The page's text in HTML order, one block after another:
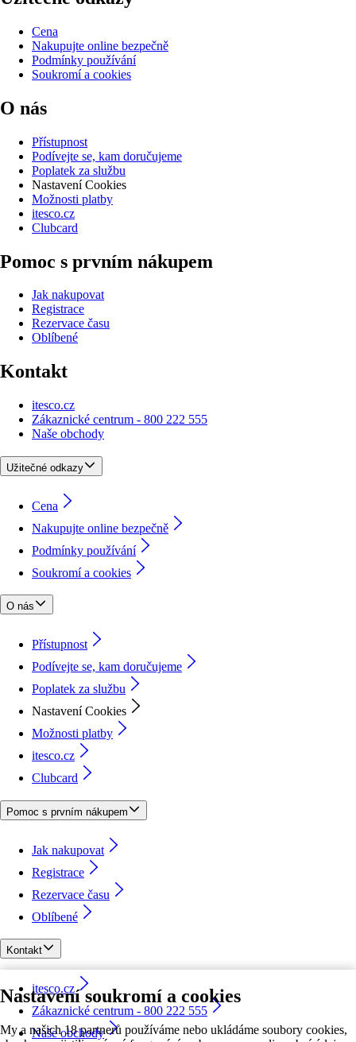
Nastavení soukromí a cookies
My a našich 18 partnerů používáme nebo ukládáme soubory cookies,
Cena
Nakupujte online bezpečně
Podmínky používání
Soukromí a cookies
O nás
Přístupnost
Podívejte se, kam doručujeme
Poplatek za službu
Nastavení Cookies
Možnosti platby
itesco.cz
Clubcard
Pomoc s prvním nákupem
Jak nakupovat
Registrace
Rezervace času
Oblíbené
Kontakt
itesco.cz
Zákaznické centrum - 800 222 555
Naše obchody
Užitečné odkazy
Cena
Nakupujte online bezpečně
Podmínky používání
Soukromí a cookies
O nás
Přístupnost
Podívejte se, kam doručujeme
Poplatek za službu
Nastavení Cookies
Možnosti platby
itesco.cz
Clubcard
Pomoc s prvním nákupem
Jak nakupovat
Registrace
Rezervace času
Oblíbené
Kontakt
itesco.cz
Zákaznické centrum - 800 222 555
Naše obchody